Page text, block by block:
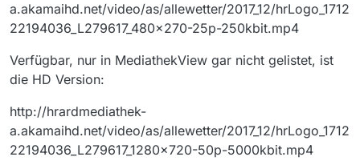
a.akamaihd.net/video/as/allewetter/2017_12/hrLogo_1712
22194036_L279617_480x270-25p-250kbit.mp4
Verfügbar, nur in MediathekView gar nicht gelistet, ist
die HD Version:
http://hrardmediathek-
a.akamaihd.net/video/as/allewetter/2017_12/hrLogo_1712
22194036_L279617_1280x720-50p-5000kbit.mp4